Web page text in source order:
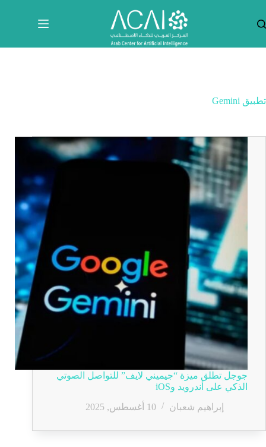
المحتوى
تطبيق Gemini
جوجل تطلق ميزة “جيميني لايف” للتواصل الصوتي
الذكي على أندرويد وiOS
إبراهيم شعبان
10 أغسطس, 2025